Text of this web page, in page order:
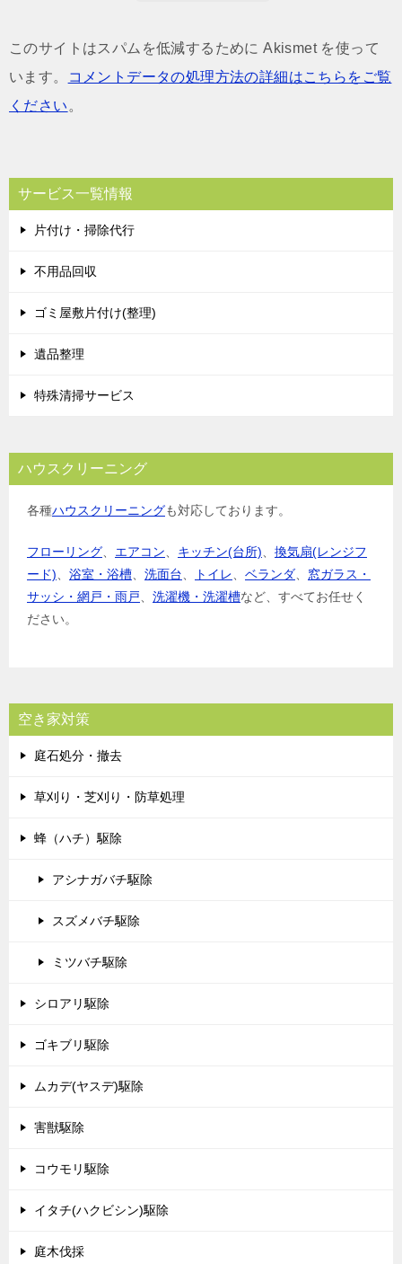
このサイトはスパムを低減するために Akismet を使って
います。
コメントデータの処理方法の詳細はこちらをご覧
ください 。
サービス一覧情報
片付け・掃除代行
不用品回収
ゴミ屋敷片付け(整理)
遺品整理
特殊清掃サービス
ハウスクリーニング
各種ハウスクリーニングも対応しております。
フローリング エアコン キッチン(台所)
換気扇(レンジフ
ード)
浴室・浴槽 洗面台 トイレ ベランダ
窓ガラス・
サッシ・網戸・雨戸
洗濯機・洗濯槽など、すべてお任せく
ださい。
空き家対策
庭石処分・撤去
草刈り・芝刈り・防草処理
蜂（ハチ）駆除
アシナガバチ駆除
スズメバチ駆除
ミツバチ駆除
シロアリ駆除
ゴキブリ駆除
ムカデ(ヤスデ)駆除
害獣駆除
コウモリ駆除
イタチ(ハクビシン)駆除
庭木伐採